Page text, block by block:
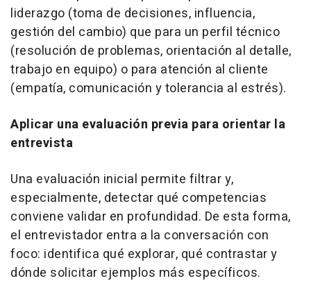
liderazgo (toma de decisiones, influencia,
gestión del cambio) que para un perfil técnico
(resolución de problemas, orientación al detalle,
trabajo en equipo) o para atención al cliente
(empatía, comunicación y tolerancia al estrés).
Aplicar una evaluación previa para orientar la
entrevista
Una evaluación inicial permite filtrar y,
especialmente, detectar qué competencias
conviene validar en profundidad. De esta forma,
el entrevistador entra a la conversación con
foco: identifica qué explorar, qué contrastar y
dónde solicitar ejemplos más específicos.